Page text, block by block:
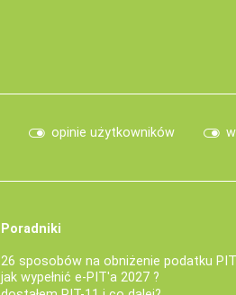
opinie użytkowników
Poradniki
26 sposobów na obniżenie podatku PIT
jak wypełnić e-PIT'a 2027 ?